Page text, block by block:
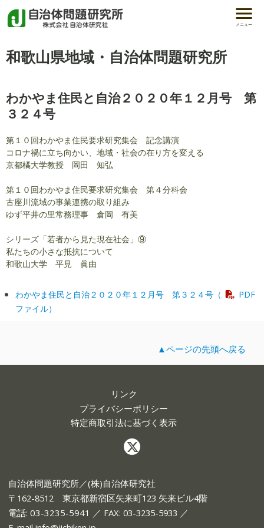
メニュー
和歌山県地域・自治体問題研究所
わかやま住民と自治２０２０年１２月号 第
３２４号
第１０回わかやま住民要求研究集会 記念講演
コロナ禍に立ち向かい、地域・社会の在り方を変える
京都橘大学教授 岡田 知弘
第１０回わかやま住民要求研究集会 第４分科会
古座川流域の事業連携の取り組み
ゆず平井の里常務理事 倉岡 有美
シリーズ「若者から見た現在社会」⑨
私たちの小さな抵抗について
和歌山大学 平見 眞由
わかやま住民と自治２０２０年１２月号 第３２４号（
PDF
ファイル）
▲ページの先頭へ戻る
リンク
プライバシーポリシー
特定商取引法に基づく表示
自治体問題研究所／(株)自治体研究社
〒162-8512 東京都新宿区矢来町123 矢来ビル4階
電話: 03-3235-5941 ／ FAX: 03-3235-5933 ／